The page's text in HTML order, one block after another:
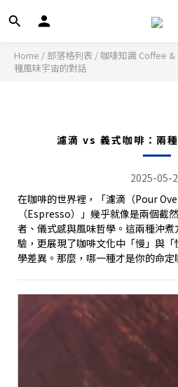
Home / 部落格列表 / 咖啡知識 Coffee
種風味宇宙的對話
濾滴 vs 義式咖啡：兩
2025-05-
在咖啡的世界裡，「濾滴（Pour
（Espresso）」幾乎就像是兩個截
者、儀式感與風味哲學。這兩種沖
驗，更展現了咖啡文化中「慢」與
學差異。那麼，哪一種才是你的命定